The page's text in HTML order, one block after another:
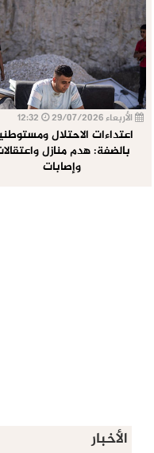
الأربعاء 29/07/2026
اعتداءات الاحتلال
بالضفة: هدم منازل
وإصابات
الأخبار